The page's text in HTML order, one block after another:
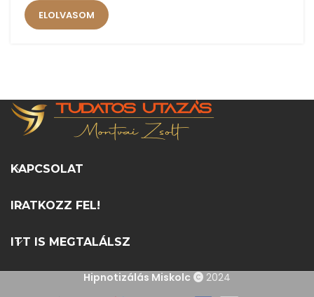
ELOLVASOM
KAPCSOLAT
IRATKOZZ FEL!
ITT IS MEGTALÁLSZ
Hipnotizálás Miskolc 2024